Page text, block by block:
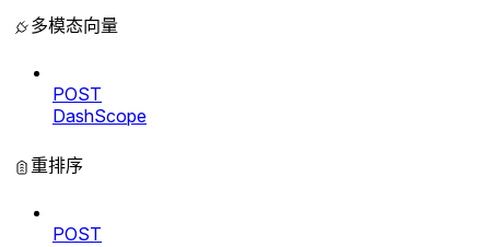
多模态向量
POST
DashScope
重排序
POST